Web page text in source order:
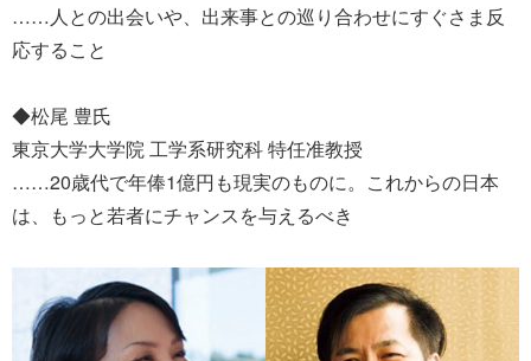
……人との出会いや、出来事との巡り合わせにすぐさま反
応すること
◆松尾 豊氏
東京大学大学院 工学系研究科 特任准教授
……20歳代で年俸1億円も現実のものに。これからの日本
は、もっと若者にチャンスを与えるべき